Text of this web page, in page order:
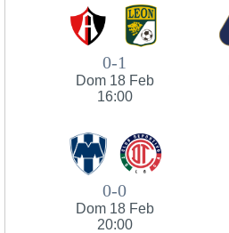
0-1
Dom 18 Feb
16:00
0-0
Dom 18 Feb
20:00